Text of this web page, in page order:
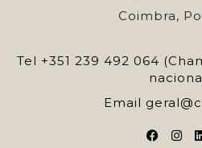
Coimbra,
Tel +351 239 492 064
Email